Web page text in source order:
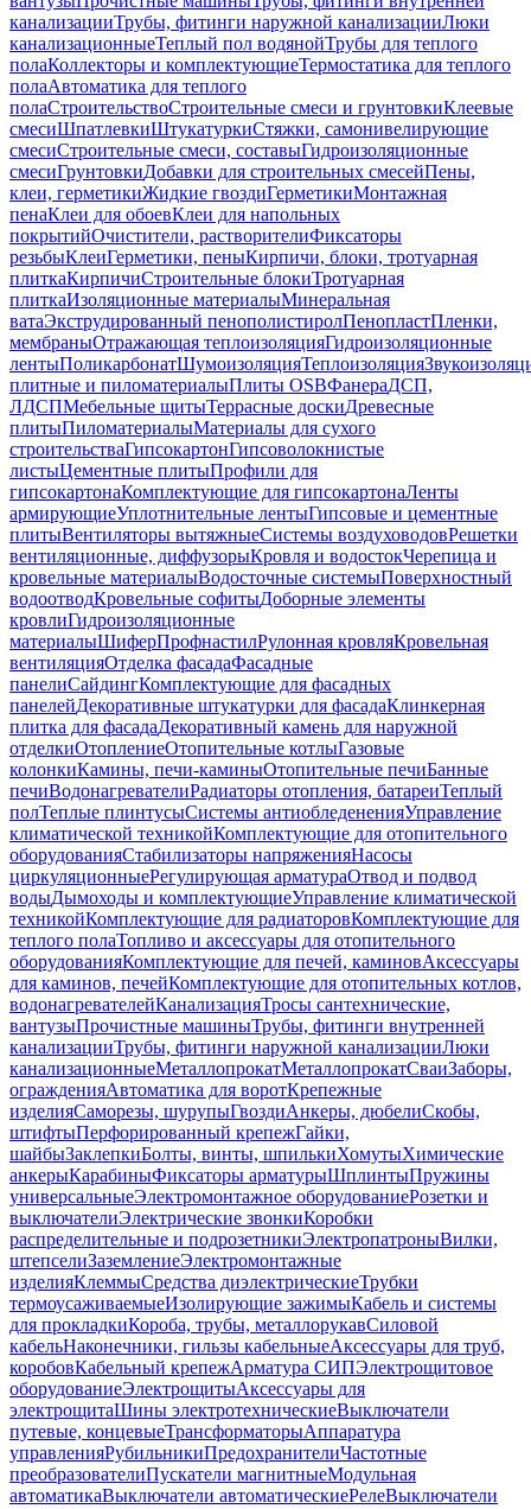
канализацииТрубы, фитинги наружной канализацииЛюки
канализационныеТеплый пол водянойТрубы для теплого
полаКоллекторы и комплектующиеТермостатика для теплого
полаАвтоматика для теплого
полаСтроительствоСтроительные смеси и грунтовкиКлеевые
смесиШпатлевкиШтукатуркиСтяжки, самонивелирующие
смесиСтроительные смеси, составыГидроизоляционные
смесиГрунтовкиДобавки для строительных смесейПены,
клеи, герметикиЖидкие гвоздиГерметикиМонтажная
пенаКлеи для обоевКлеи для напольных
покрытийОчистители, растворителиФиксаторы
резьбыКлеиГерметики, пеныКирпичи, блоки, тротуарная
плиткаКирпичиСтроительные блокиТротуарная
плиткаИзоляционные материалыМинеральная
ватаЭкструдированный пенополистиролПенопластПленки,
мембраныОтражающая теплоизоляцияГидроизоляционные
лентыПоликарбонатШумоизоляцияТеплоизоляция
плитные и пиломатериалыПлиты OSBФанераДСП,
ЛДСПМебельные щитыТеррасные доскиДревесные
плитыПиломатериалыМатериалы для сухого
строительстваГипсокартонГипсоволокнистые
листыЦементные плитыПрофили для
гипсокартонаКомплектующие для гипсокартонаЛенты
армирующиеУплотнительные лентыГипсовые и цементные
плитыВентиляторы вытяжныеСистемы воздуховодовРешетки
вентиляционные, диффузорыКровля и водостокЧерепица и
кровельные материалыВодосточные системыПоверхностный
водоотводКровельные софитыДоборные элементы
кровлиГидроизоляционные
материалыШиферПрофнастилРулонная кровляКровельная
вентиляцияОтделка фасадаФасадные
панелиСайдингКомплектующие для фасадных
панелейДекоративные штукатурки для фасадаКлинкерная
плитка для фасадаДекоративный камень для наружной
отделкиОтоплениеОтопительные котлыГазовые
колонкиКамины, печи-каминыОтопительные печиБанные
печиВодонагревателиРадиаторы отопления, батареиТеплый
полТеплые плинтусыСистемы антиобледененияУправление
климатической техникойКомплектующие для отопительного
оборудованияСтабилизаторы напряженияНасосы
циркуляционныеРегулирующая арматураОтвод и подвод
водыДымоходы и комплектующиеУправление климатической
техникойКомплектующие для радиаторовКомплектующие для
теплого полаТопливо и аксессуары для отопительного
оборудованияКомплектующие для печей, каминовАксессуары
для каминов, печейКомплектующие для отопительных котлов,
водонагревателейКанализацияТросы сантехнические,
вантузыПрочистные машиныТрубы, фитинги внутренней
канализацииТрубы, фитинги наружной канализацииЛюки
канализационныеМеталлопрокатМеталлопрокатСваиЗаборы,
огражденияАвтоматика для воротКрепежные
изделияСаморезы, шурупыГвоздиАнкеры, дюбелиСкобы,
штифтыПерфорированный крепежГайки,
шайбыЗаклепкиБолты, винты, шпилькиХомутыХимические
анкерыКарабиныФиксаторы арматурыШплинтыПружины
универсальныеЭлектромонтажное оборудованиеРозетки и
выключателиЭлектрические звонкиКоробки
распределительные и подрозетникиЭлектропатроныВилки,
штепселиЗаземлениеЭлектромонтажные
изделияКлеммыСредства диэлектрическиеТрубки
термоусаживаемыеИзолирующие зажимыКабель и системы
для прокладкиКороба, трубы, металлорукавСиловой
кабельНаконечники, гильзы кабельныеАксессуары для труб,
коробовКабельный крепежАрматура СИПЭлектрощитовое
оборудованиеЭлектрощитыАксессуары для
электрощитаШины электротехническиеВыключатели
путевые, концевыеТрансформаторыАппаратура
управленияРубильникиПредохранителиЧастотные
преобразователиПускатели магнитныеМодульная
автоматикаВыключатели автоматическиеРелеВыключатели